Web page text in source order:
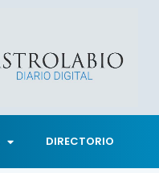
DIRECTORIO